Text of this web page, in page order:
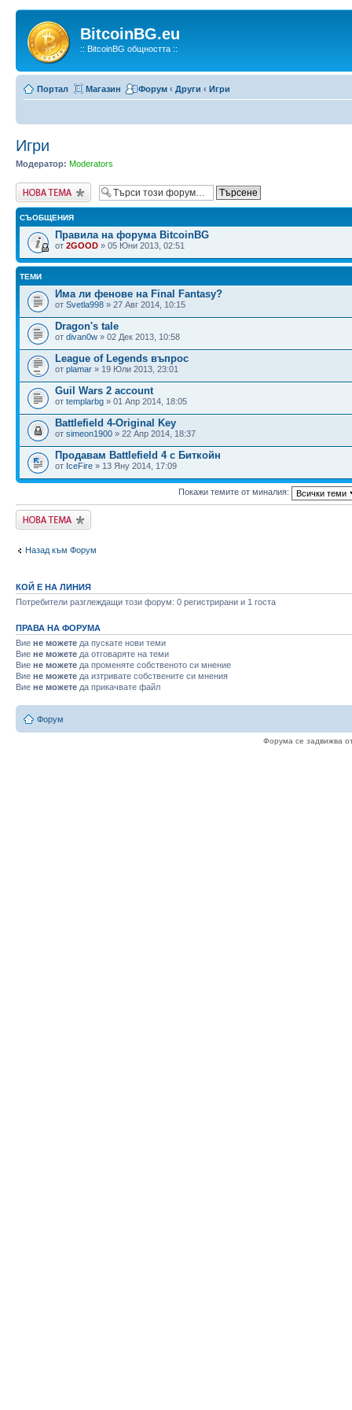
BitcoinBG.eu
:: BitcoinBG общността ::
Портал Магазин Форум ‹ Други ‹ Игри
Игри
Модератор: Moderators
Публикувай нова
тема
СЪОБЩЕНИЯ
Правила на форума BitcoinBG
от 2GOOD » 05 Юни 2013, 02:51
ТЕМИ
Има ли фенове на Final Fantasy?
от Svetla998 » 27 Авг 2014, 10:15
Dragon's tale
от divan0w » 02 Дек 2013, 10:58
League of Legends въпрос
от plamar » 19 Юли 2013, 23:01
Guil Wars 2 account
от templarbg » 01 Апр 2014, 18:05
Battlefield 4-Original Key
от simeon1900 » 22 Апр 2014, 18:37
Продавам Battlefield 4 с Биткойн
от IceFire » 13 Яну 2014, 17:09
Покажи темите от миналия:
Публикувай нова
тема
Назад към Форум
КОЙ Е НА ЛИНИЯ
Потребители разглеждащи този форум: 0 регистрирани и 1 госта
ПРАВА НА ФОРУМА
Вие не можете да пускате нови теми
Вие не можете да отговаряте на теми
Вие не можете да променяте собственото си мнение
Вие не можете да изтривате собствените си мнения
Вие не можете да прикачвате файл
Форум
Форума се задвижва